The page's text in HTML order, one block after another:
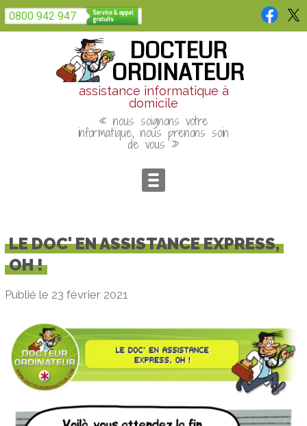
0800 942 947
DOCTEUR
ORDINATEUR
assistance informatique à
domicile
« nous soignons votre
informatique, nous prenons soin
de vous »
LE DOC' EN ASSISTANCE EXPRESS,
OH !
Publié le 23 février 2021
Panneau de gestion des cookies